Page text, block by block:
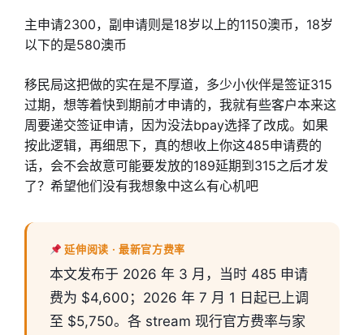
主申请2300，副申请则是18岁以上的1150澳币，18岁
以下的是580澳币
移民局这把做的实在是不厚道，多少小伙伴是签证315
过期，想等着快到期前才申请的，我就有些客户本来这
周要递交签证申请，因为没法bpay选择了改成。如果
按此逻辑，再细思下，真的想收上你这485申请费的
话，会不会故意可能要发放的189延期到315之后才发
了？希望他们没有我想象中这么有心机吧
延伸阅读 · 最新官方费率
本文发布于 2026 年 3 月，当时 485 申请
费为 $4,600；2026 年 7 月 1 日起已上调
至 $5,750。各 stream 现行官方费率与家